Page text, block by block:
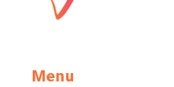
Menu